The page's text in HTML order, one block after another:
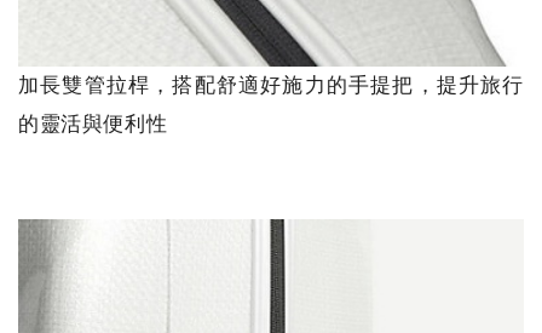
加長雙管拉桿，搭配舒適好施力的手提把，提升旅行
的靈活與便利性